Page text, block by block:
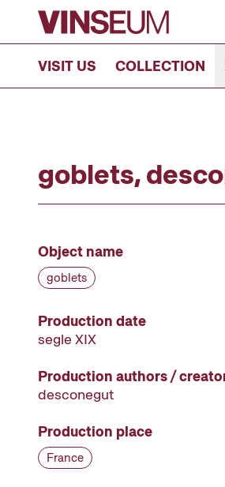
Go to content
VISIT US COLLECTION
goblets,
Object name
goblets
Production date
segle XIX
Production authors /
desconegut
Production place
France